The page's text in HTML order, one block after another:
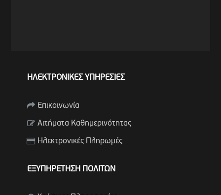
ΗΛΕΚΤΡΟΝΙΚΕΣ ΥΠΗΡΕΣΙΕΣ
Επικοινωνία
Αιτήματα Καθημερινότητας
Ηλεκτρονικές Πληρωμές
ΕΞΥΠΗΡΕΤΗΣΗ ΠΟΛΙΤΩΝ